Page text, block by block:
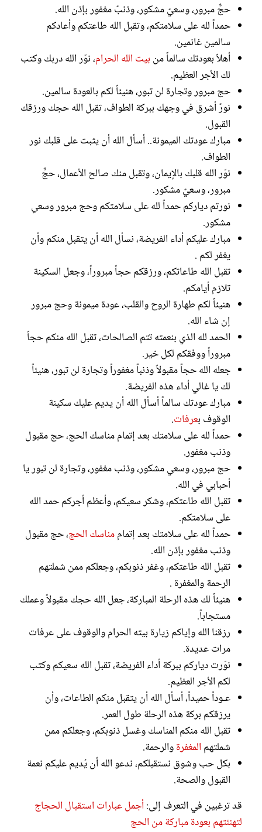
حجٌّ مبرور، وسعيٌ مشكور، وذنبٌ مغفور بإذن الله.
حمداً لله على سلامتكم، وتقبل الله طاعتكم وأعادكم
سالمين غانمين.
أهلاً بعودتك سالماً من بيت الله الحرام، نوّر الله دربك وكتب
لك الأجر العظيم.
حج مبرور وتجارة لن تبور، هنيئاً لكم بالعودة سالمين.
نورٌ أشرق في وجهك ببركة الطواف، تقبل الله حجك ورزقك
القبول.
مبارك عودتك الميمونة.. أسأل الله أن يثبت على قلبك نور
الطواف.
نوّر الله قلبك بالإيمان، وتقبل منك صالح الأعمال، حجٌّ
مبرور، وسعيٌ مشكور.
نورتم دياركم حمداً لله على سلامتكم وحج مبرور وسعي
مشكور.
مبارك عليكم أداء الفريضة، نسأل الله أن يتقبل منكم وأن
يغفر لكم .
تقبل الله طاعاتكم، ورزقكم حجاً مبروراً، وجعل السكينة
تلازم أيامكم.
هنيئاً لكم طهارة الروح والقلب، عودة ميمونة وحج مبرور
إن شاء الله.
الحمد لله الذي بنعمته تتم الصالحات، تقبل الله منكم حجاً
مبروراً ووفقكم لكل خير.
جعله الله حجاً مقبولاً وذنباً مغفوراً وتجارة لن تبور، هنيئاً
لك يا غالي أداء هذه الفريضة.
مبارك عودتك سالماً أسأل الله أن يديم عليك سكينة
الوقوف بعرفات.
حمداً لله على سلامتك بعد إتمام مناسك الحج، حج مقبول
وذنب مغفور.
حج مبرور، وسعي مشكور، وذنب مغفور، وتجارة لن تبور يا
أحبابي في الله.
تقبل الله طاعتكم، وشكر سعيكم، وأعظم أجركم حمد الله
على سلامتكم.
حمداً لله على سلامتك بعد إتماممناسك الحج، حج مقبول
وذنب مغفور بإذن الله.
تقبل الله طاعتكم، وغفر ذنوبكم، وجعلكم ممن شملتهم
الرحمة والمغفرة .
هنيئاً لك هذه الرحلة المباركة، جعل الله حجك مقبولاً وعملك
مستجاباً.
رزقنا الله وإياكم زيارة بيته الحرام والوقوف على عرفات
مرات عديدة.
نوّرت دياركم ببركة أداء الفريضة، تقبل الله سعيكم وكتب
لكم الأجر العظيم.
عـوداً حميداً، أسأل الله أن يتقبل منكم الطاعات، وأن
يرزقكم بركة هذه الرحلة طول العمر.
تقبل الله منكم المناسك وغسل ذنوبكم، وجعلكم ممن
شملتهم المغفرةوالرحمة.
بكل حب وشوق نستقبلكم، ندعو الله أن يُديم عليكم نعمة
القبول والصحة.
قد ترغبين في التعرف إلى:أجمل عبارات استقبال الحجاج
لتهنئتهم بعودة مباركة من الحج